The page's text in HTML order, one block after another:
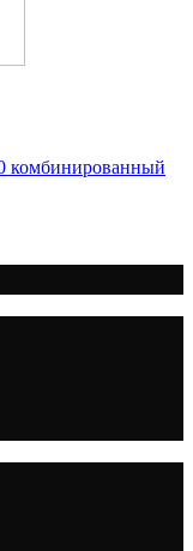
комбинированный